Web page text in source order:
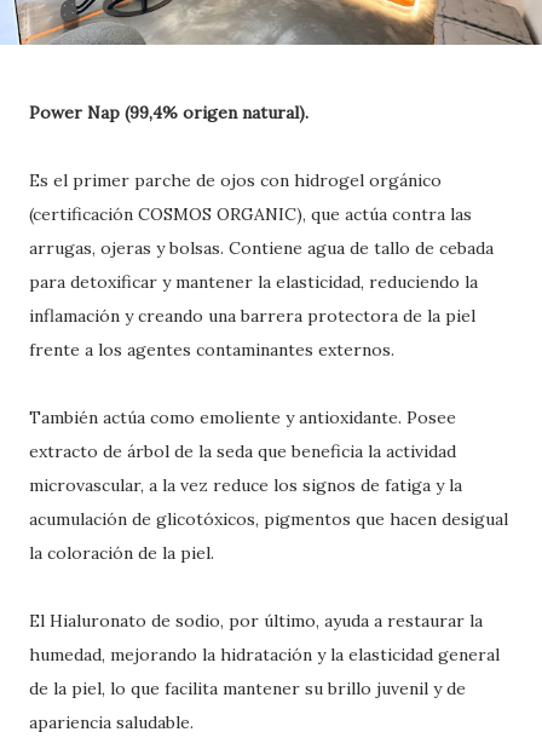
Power Nap (99,4% origen natural).
Es el primer parche de ojos con hidrogel orgánico
(certificación COSMOS ORGANIC), que actúa contra las
arrugas, ojeras y bolsas. Contiene agua de tallo de cebada
para detoxificar y mantener la elasticidad, reduciendo la
inflamación y creando una barrera protectora de la piel
frente a los agentes contaminantes externos.
También actúa como emoliente y antioxidante. Posee
extracto de árbol de la seda que beneficia la actividad
microvascular, a la vez reduce los signos de fatiga y la
acumulación de glicotóxicos, pigmentos que hacen desigual
la coloración de la piel.
El Hialuronato de sodio, por último, ayuda a restaurar la
humedad, mejorando la hidratación y la elasticidad general
de la piel, lo que facilita mantener su brillo juvenil y de
apariencia saludable.